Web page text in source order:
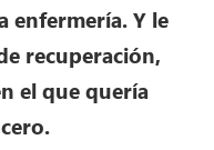
enfermería. Y le
recuperación,
el que quería